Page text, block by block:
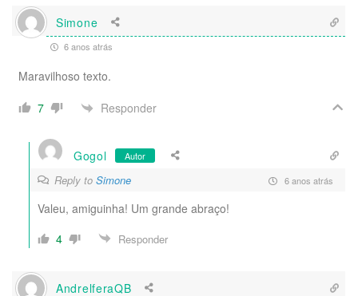
Simone
6 anos atrás
Maravilhoso texto.
7
Responder
Gogol Autor
Reply to Simone 6 anos atrás
Valeu, amiguinha! Um grande abraço!
4
Responder
AndrelferaQB